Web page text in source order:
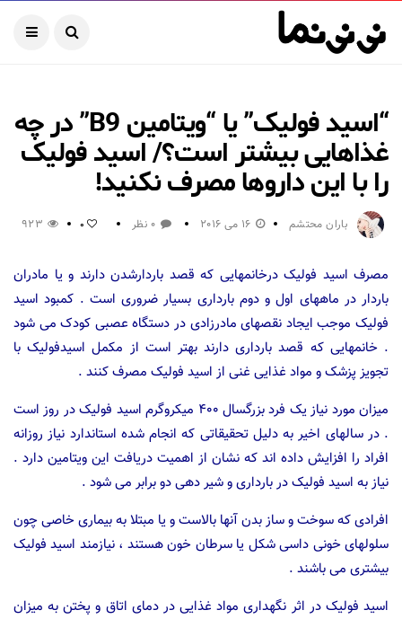
“اسید فولیک” یا “ویتامین B9” در چه
غذاهایی بیشتر است؟/ اسید فولیک
را با این داروها مصرف نکنید!
باران محتشم 16 می 2016 0 نظر 0
923
مصرف اسید فولیک درخانمهایی که قصد باردارشدن دارند و یا مادران
باردار در ماههای اول و دوم بارداری بسیار ضروری است . کمبود اسید
فولیک موجب ایجاد نقصهای مادرزادی در دستگاه عصبی کودک می شود
. خانمهایی که قصد بارداری دارند بهتر است از مکمل اسیدفولیک با
تجویز پزشک و مواد غذایی غنی از اسید فولیک مصرف کنند .
میزان مورد نیاز یک فرد بزرگسال ۴۰۰ میکروگرم اسید فولیک در روز است
. در سالهای اخیر به دلیل تحقیقاتی که انجام شده استاندارد نیاز روزانه
افراد را افزایش داده اند که نشان از اهمیت دریافت این ویتامین دارد .
نیاز به اسید فولیک در بارداری و شیر دهی دو برابر می شود .
افرادی که سوخت و ساز بدن آنها بالاست و یا مبتلا به بیماری خاصی چون
سلولهای خونی داسی شکل یا سرطان خون هستند ، نیازمند اسید فولیک
بیشتری می باشند .
اسید فولیک در اثر نگهداری مواد غذایی در دمای اتاق و پختن به میزان